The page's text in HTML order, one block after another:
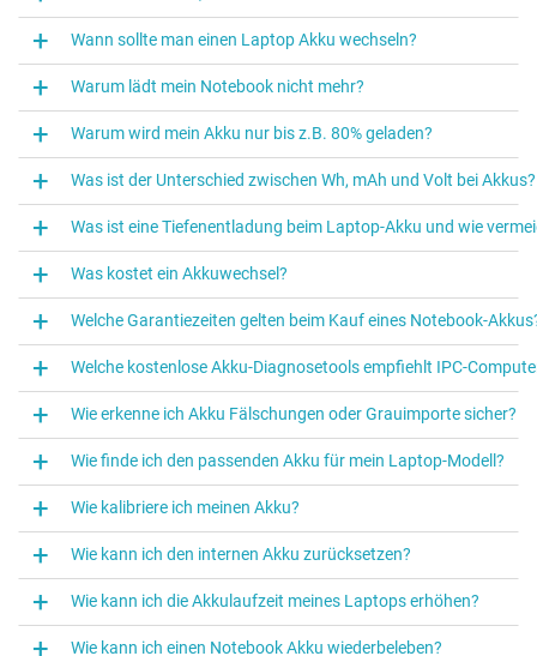
Wann sollte man einen Laptop Akku wechseln?
Warum lädt mein Notebook nicht mehr?
Warum wird mein Akku nur bis z.B. 80% geladen?
Was ist der Unterschied zwischen Wh, mAh und Volt bei Akkus?
Was ist eine Tiefenentladung beim Laptop‑Akku und wie
Was kostet ein Akkuwechsel?
Welche Garantiezeiten gelten beim Kauf eines Notebook-
Welche kostenlose Akku-Diagnosetools empfiehlt IPC-
Wie erkenne ich Akku Fälschungen oder Grauimporte sicher?
Wie finde ich den passenden Akku für mein Laptop-Modell?
Wie kalibriere ich meinen Akku?
Wie kann ich den internen Akku zurücksetzen?
Wie kann ich die Akkulaufzeit meines Laptops erhöhen?
Wie kann ich einen Notebook Akku wiederbeleben?